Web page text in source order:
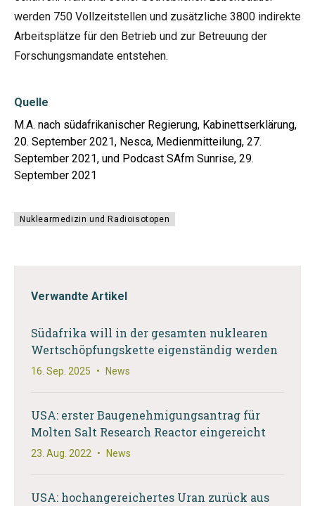
werden 750 Vollzeitstellen und zusätzliche 3800 indirekte
Arbeitsplätze für den Betrieb und zur Betreuung der
Forschungsmandate entstehen.
Quelle
M.A. nach südafrikanischer Regierung, Kabinettserklärung,
20. September 2021, Nesca, Medienmitteilung, 27.
September 2021, und Podcast SAfm Sunrise, 29.
September 2021
Nuklearmedizin und Radioisotopen
Verwandte Artikel
Südafrika will in der gesamten nuklearen
Wertschöpfungskette eigenständig werden
16. Sep. 2025 • News
USA: erster Baugenehmigungsantrag für
Molten Salt Research Reactor eingereicht
23. Aug. 2022 • News
USA: hochangereichertes Uran zurück aus